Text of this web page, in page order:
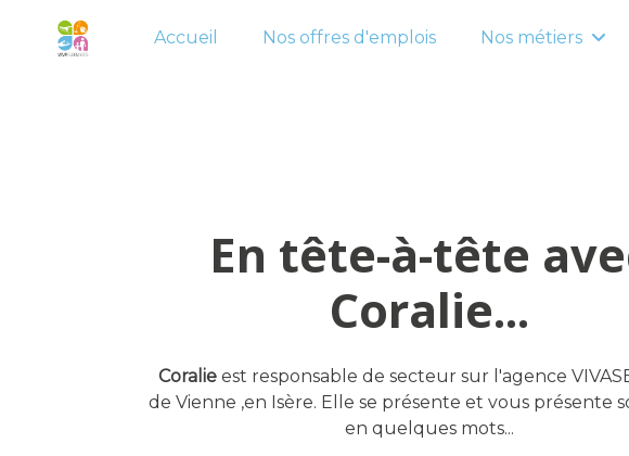
Accueil Nos offres d'emplois Nos métiers
En tête-à-tête
Coralie...
Coralieest responsable de secteur sur l'agence
de Vienne ,en Isère. Elle se présente et vous présente
en quelques mots...